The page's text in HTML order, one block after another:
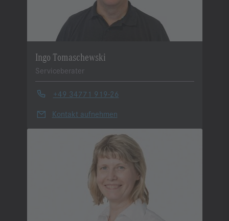
Ingo Tomaschewski
Serviceberater
+49 34771 919-26
Kontakt aufnehmen